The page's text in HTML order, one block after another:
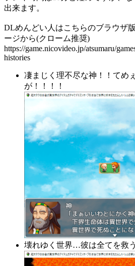
出来ます。
DLめんどい人はこちらのブラウザ
ージから(クローム推奨)
https://game.nicovideo.jp/atsumaru/
histories
凄まじく理不尽な神！！てめ
が！！！！
壊れゆく世界…彼は全てを救